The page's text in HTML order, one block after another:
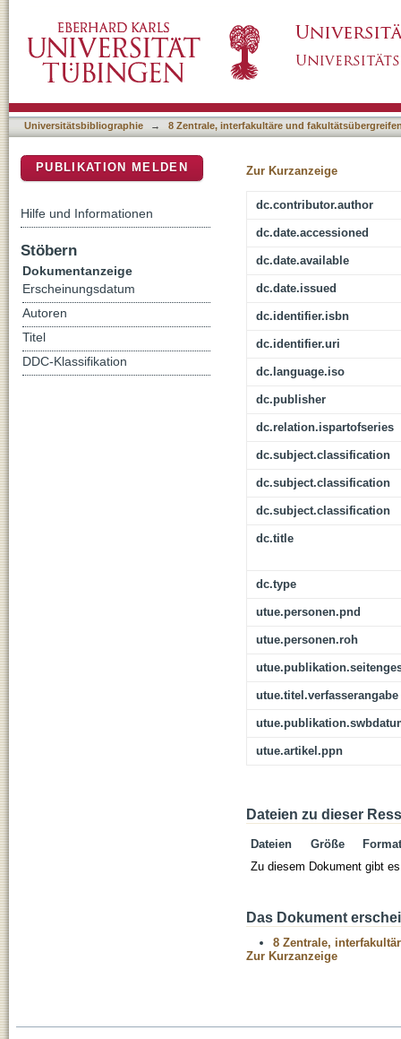
Universitätsbibliographie → 8 Zentrale, interfakultäre und
Zur Kurzanzeige
dc.contributor.author
dc.date.accessioned
dc.date.available
dc.date.issued
dc.identifier.isbn
dc.identifier.uri
dc.language.iso
dc.publisher
dc.relation.ispartofseries
dc.subject.classification
dc.subject.classification
dc.subject.classification
dc.title
dc.type
utue.personen.pnd
utue.personen.roh
utue.titel.verfasserangabe
utue.artikel.ppn
Dateien zu dieser
Dateien Größe
Format
Zu diesem Dokument gibt
Das Dokument
8 Zentrale,
Zur Kurzanzeige
PUBLIKATION MELDEN
Hilfe und Informationen
Stöbern
Dokumentanzeige
Erscheinungsdatum
Autoren
Titel
DDC-Klassifikation